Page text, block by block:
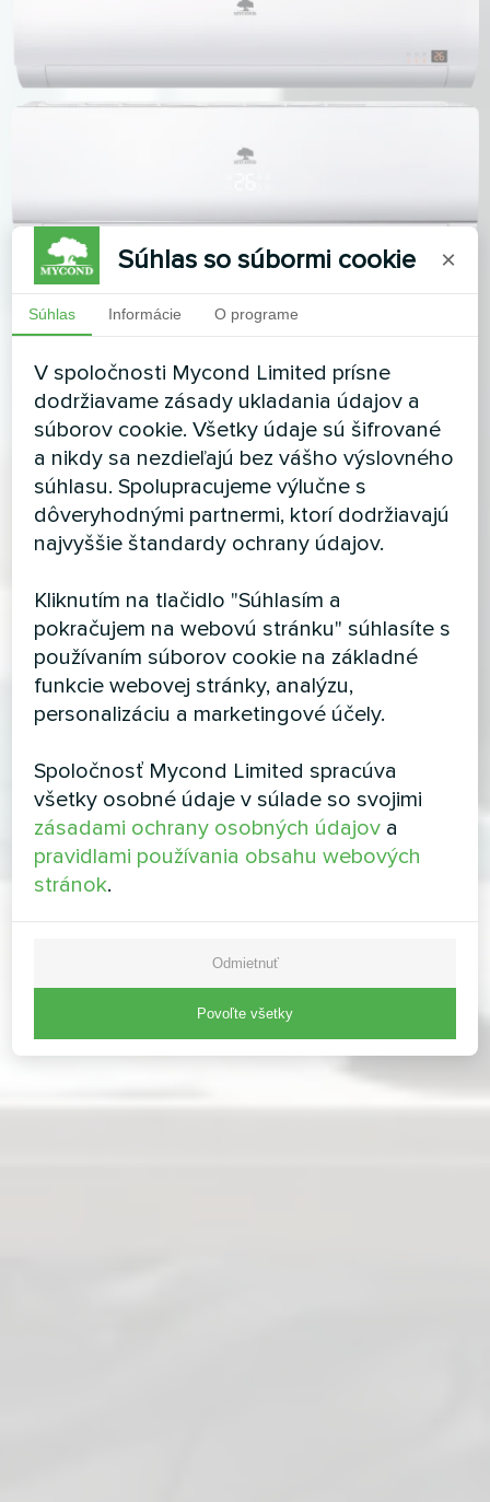
Súhlas so súbormi cookie ×
Súhlas Informácie O programe
V spoločnosti Mycond Limited prísne
dodržiavame zásady ukladania údajov a
súborov cookie. Všetky údaje sú šifrované
a nikdy sa nezdieľajú bez vášho výslovného
súhlasu. Spolupracujeme výlučne s
dôveryhodnými partnermi, ktorí dodržiavajú
najvyššie štandardy ochrany údajov.
Kliknutím na tlačidlo "Súhlasím a
pokračujem na webovú stránku" súhlasíte s
používaním súborov cookie na základné
funkcie webovej stránky, analýzu,
personalizáciu a marketingové účely.
Spoločnosť Mycond Limited spracúva
všetky osobné údaje v súlade so svojimi
zásadami ochrany osobných údajov a
pravidlami používania obsahu webových
stránok.
Odmietnuť
Povoľte všetky